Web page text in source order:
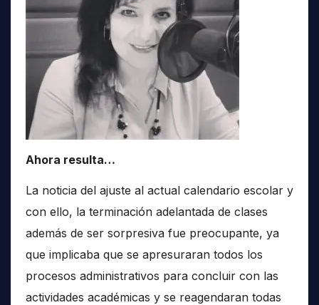
Ahora resulta…
La noticia del ajuste al actual calendario escolar y
con ello, la terminación adelantada de clases
además de ser sorpresiva fue preocupante, ya
que implicaba que se apresuraran todos los
procesos administrativos para concluir con las
actividades académicas y se reagendaran todas